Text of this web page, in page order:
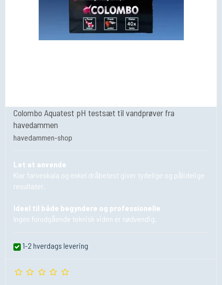
Colombo Aquatest pH testsæt til vandprøver fra
havedammen
havedammen-shop
Let at anvende
Klar farveskala og enkel dråbetest giver tydelige og pålidelige
resultater.
Ideel til både begyndere og professionelle
Ingen forudgående teknisk viden er nødvendig.
1-2 hverdags levering